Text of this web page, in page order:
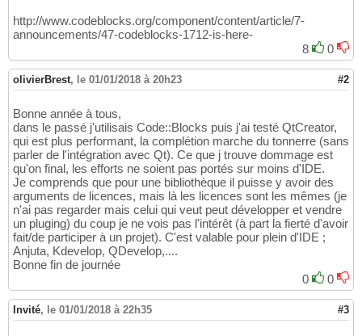
http://www.codeblocks.org/component/content/article/7-
announcements/47-codeblocks-1712-is-here-
8
0
olivierBrest, le 01/01/2018 à 20h23 #2
Bonne année à tous,
dans le passé j'utilisais Code::Blocks puis j'ai testé QtCreator,
qui est plus performant, la complétion marche du tonnerre (sans
parler de l'intégration avec Qt). Ce que j trouve dommage est
qu'on final, les efforts ne soient pas portés sur moins d'IDE.
Je comprends que pour une bibliothèque il puisse y avoir des
arguments de licences, mais là les licences sont les mêmes (je
n'ai pas regarder mais celui qui veut peut développer et vendre
un pluging) du coup je ne vois pas l'intérêt (à part la fierté d'avoir
fait/de participer à un projet). C'est valable pour plein d'IDE ;
Anjuta, Kdevelop, QDevelop,....
Bonne fin de journée
0
0
Invité, le 01/01/2018 à 22h35 #3